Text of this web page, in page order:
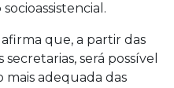
que, a partir das
será possível
adequada das